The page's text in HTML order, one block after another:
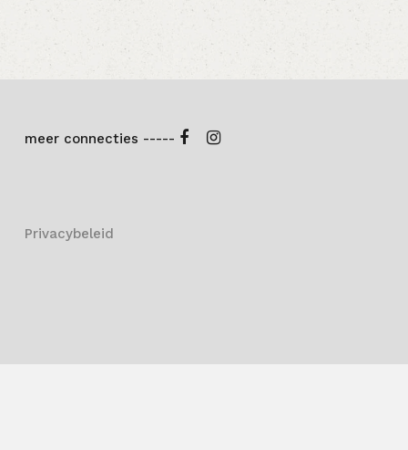
meer connecties -----
Privacybeleid